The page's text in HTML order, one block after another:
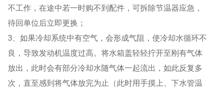
不工作，在途中若一时购不到配件，可拆除节温器应急，
待回单位后立即更换；
3、如果冷却系统中有空气，会形成气阻，使冷却水循环不
良，导致发动机温度过高。将水箱盖轻轻拧开至刚有气体
放出，此时会有部分冷却水随气体一起流出，如此反复多
次，直至感到将气体放完为止（此时用手摸上、下水管温